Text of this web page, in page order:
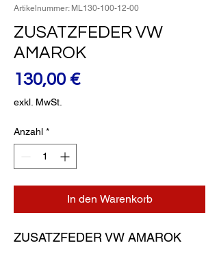
Artikelnummer: ML130-100-12-00
ZUSATZFEDER VW
AMAROK
130,00 €Preis
exkl. MwSt.
Anzahl *
In den Warenkorb
ZUSATZFEDER VW AMAROK